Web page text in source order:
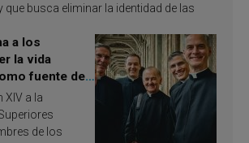
que busca eliminar la identidad de las
a los
la vida
fuente de
XIV a la
de los